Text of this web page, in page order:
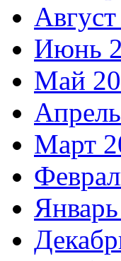
Июнь
Май
Март